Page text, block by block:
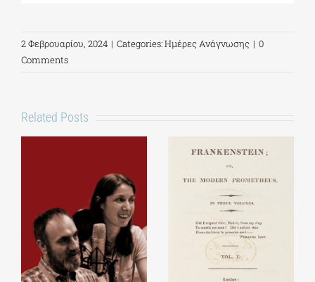
2 Φεβρουαρίου, 2024 | Categories:Ημέρες Ανάγνωσης | 0
Comments
Related Posts